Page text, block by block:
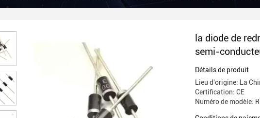
la diode de
semi-
font 15 5000v
Détails de produit
Lieu d'origine: La
Certification: CE
Numéro de modèle: